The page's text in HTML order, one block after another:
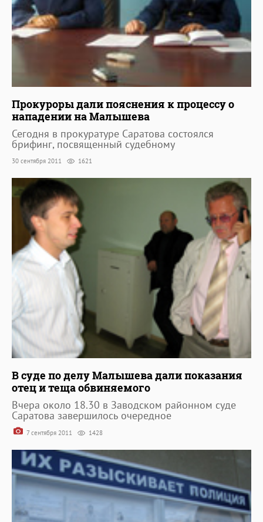
Прокуроры дали пояснения к процессу о
нападении на Малышева
Сегодня в прокуратуре Саратова состоялся
брифинг, посвященный судебному
30 сентября 2011 1621
В суде по делу Малышева дали показания
отец и теща обвиняемого
Вчера около 18.30 в Заводском районном суде
Саратова завершилось очередное
7 сентября 2011 1428